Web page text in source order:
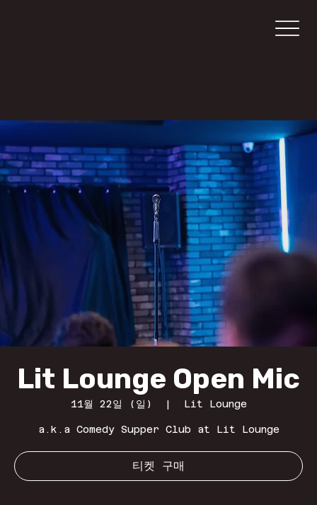
Lit Lounge Open Mic
11월 22일 (일)
  |
Lit Lounge
a.k.a Comedy Supper Club at Lit Lounge
티켓 구매